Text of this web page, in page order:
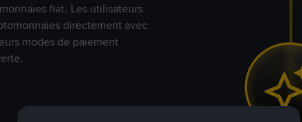
fiat. Les utilisateurs
directement avec
modes de paiement